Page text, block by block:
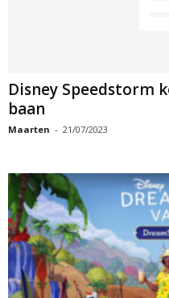
Disney Speedstorm
baan
Maarten - 21/07/2023